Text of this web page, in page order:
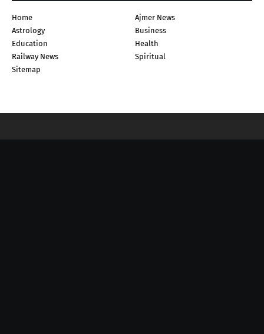
Home
Ajmer News
Astrology
Business
Education
Health
Railway News
Spiritual
Sitemap